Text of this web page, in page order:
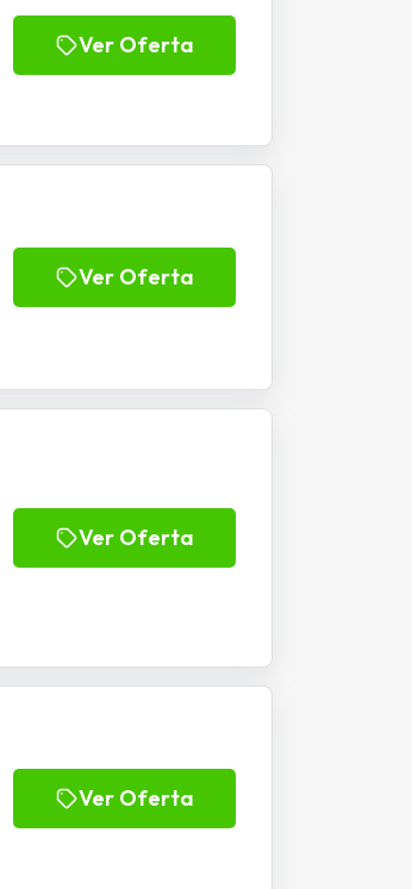
Ver Oferta
Ver Oferta
Ver Oferta
Ver Oferta